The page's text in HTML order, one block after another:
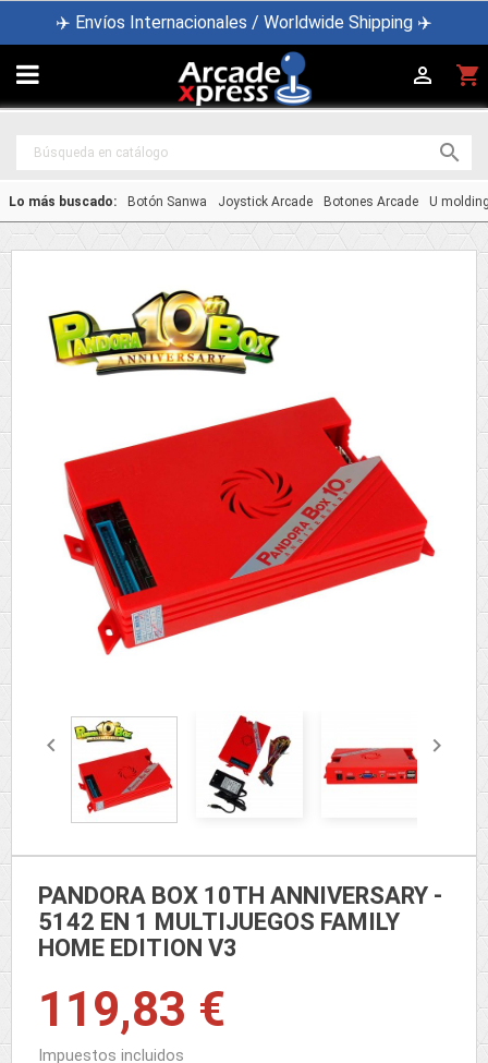
✈️ Envíos Internacionales / Worldwide Shipping ✈️
 shopping_cart


Lo más buscado: Botón Sanwa Joystick Arcade Botones Arcade U
 
PANDORA BOX 10TH ANNIVERSARY -
5142 EN 1 MULTIJUEGOS FAMILY
HOME EDITION V3
119,83 €
Impuestos incluidos